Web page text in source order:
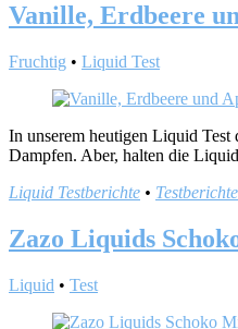
Vanille, Erdbeere
Fruchtig • Liquid Test
In unserem heutigen Liquid Test
Dampfen. Aber, halten die
Liquid Testberichte • Testberichte
Zazo Liquids
Liquid • Test